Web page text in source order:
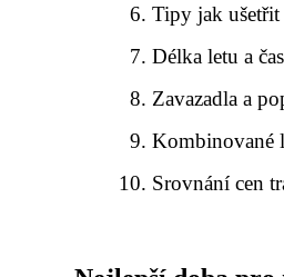
Tipy jak
Délka letu a
Zavazadla a
Kombinované
Srovnání cen